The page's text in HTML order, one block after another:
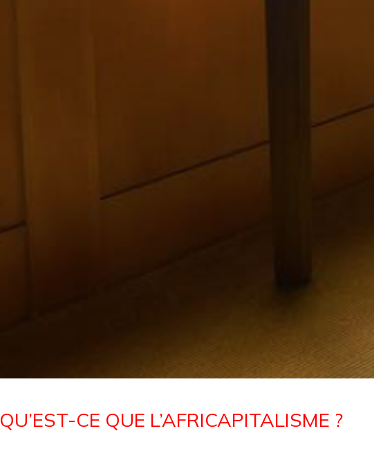
QU’EST-CE QUE L’AFRICAPITALISME ?